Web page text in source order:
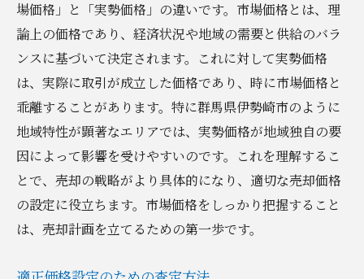
場価格」と「実勢価格」の違いです。市場価格とは、理
論上の価格であり、経済状況や地域の需要と供給のバラ
ンスに基づいて決定されます。これに対して実勢価格
は、実際に取引が成立した価格であり、時に市場価格と
乖離することがあります。特に群馬県伊勢崎市のように
地域特性が顕著なエリアでは、実勢価格が地域独自の要
因によって影響を受けやすいのです。これを理解するこ
とで、売却の戦略がより具体的になり、適切な売却価格
の設定に役立ちます。市場価格をしっかり把握すること
は、売却計画を立てるための第一歩です。